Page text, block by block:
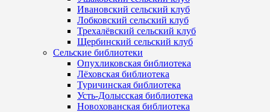
Ивановский сельский клуб
Лобковский сельский клуб
Трехалёвский сельский клуб
Щербинский сельский клуб
Сельские библиотеки
Опухликовская библиотека
Лёховская библиотека
Туричинская библиотека
Усть-Долысская библиотека
Новохованская библиотека